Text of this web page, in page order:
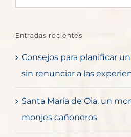
Entradas recientes
Consejos para planificar
sin renunciar a las
Santa María de Oia, un
monjes cañoneros